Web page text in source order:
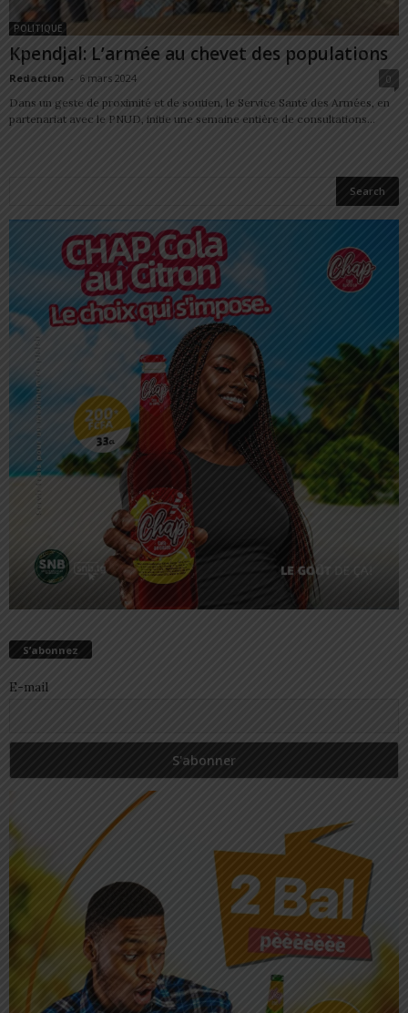
POLITIQUE
Kpendjal: L’armée au chevet des populations
Redaction - 6 mars 2024
0
Dans un geste de proximité et de soutien, le Service Santé des Armées, en
partenariat avec le PNUD, initie une semaine entière de consultations...
S’abonnez
E-mail